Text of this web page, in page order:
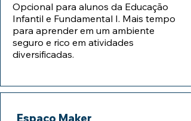
Opcional para alunos da Educação
Infantil e Fundamental I. Mais tempo
para aprender em um ambiente
seguro e rico em atividades
diversificadas.